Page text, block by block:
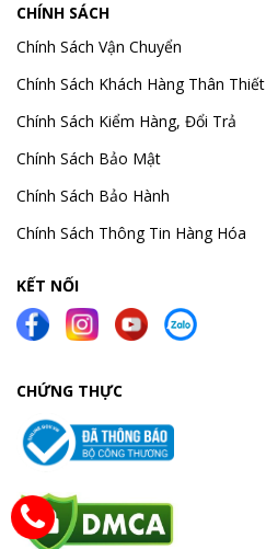
CHÍNH SÁCH
Chính Sách Vận Chuyển
Chính Sách Khách Hàng Thân Thiết
Chính Sách Kiểm Hàng, Đổi Trả
Chính Sách Bảo Mật
Chính Sách Bảo Hành
Chính Sách Thông Tin Hàng Hóa
KẾT NỐI
CHỨNG THỰC